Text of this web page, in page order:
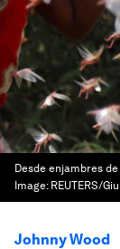
Desde enjambres
Image: REUTERS/
Johnny Wood